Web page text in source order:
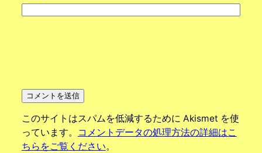
このサイトはスパムを低減するために Akismet を使
っています。
コメントデータの処理方法の詳細はこ
ちらをご覧ください。